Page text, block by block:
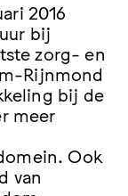
2016
bij
zorg- en
Rijnmond
bij de
meer
Ook
van